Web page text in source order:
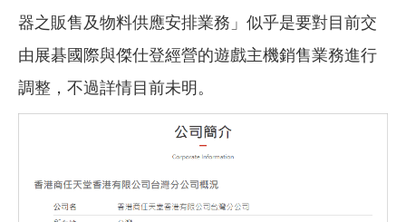
器之販售及物料供應安排業務」似乎是要對目前交
由展碁國際與傑仕登經營的遊戲主機銷售業務進行
調整，不過詳情目前未明。